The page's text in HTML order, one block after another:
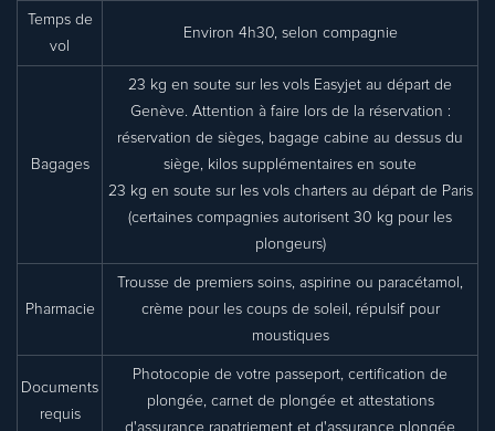
Temps de
vol
Environ 4h30, selon compagnie
Bagages
23 kg en soute sur les vols Easyjet au départ de
Genève. Attention à faire lors de la réservation :
réservation de sièges, bagage cabine au dessus du
siège, kilos supplémentaires en soute
23 kg en soute sur les vols charters au départ de Paris
(certaines compagnies autorisent 30 kg pour les
plongeurs)
Pharmacie
Trousse de premiers soins, aspirine ou paracétamol,
crème pour les coups de soleil, répulsif pour
moustiques
Documents
requis
Photocopie de votre passeport, certification de
plongée, carnet de plongée et attestations
d'assurance rapatriement et d'assurance plongée